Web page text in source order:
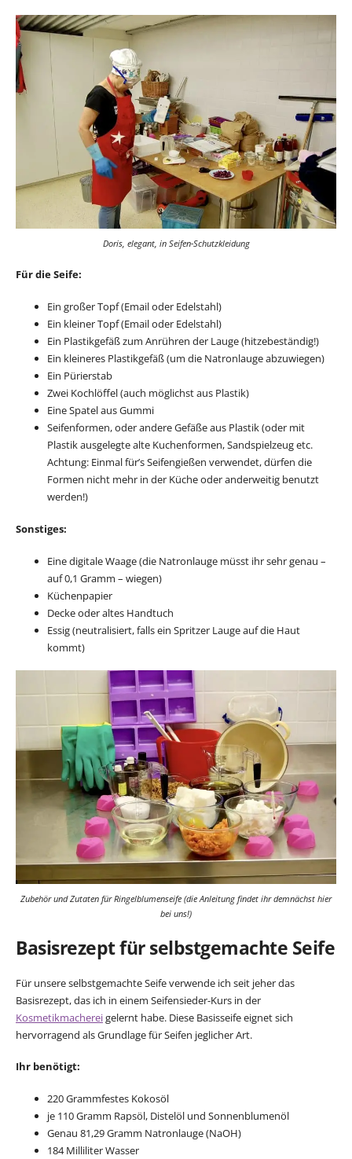
Doris, elegant, in Seifen-Schutzkleidung
Für die Seife:
Ein großer Topf (Email oder Edelstahl)
Ein kleiner Topf (Email oder Edelstahl)
Ein Plastikgefäß zum Anrühren der Lauge (hitzebeständig!)
Ein kleineres Plastikgefäß (um die Natronlauge abzuwiegen)
Ein Pürierstab
Zwei Kochlöffel (auch möglichst aus Plastik)
Eine Spatel aus Gummi
Seifenformen, oder andere Gefäße aus Plastik (oder mit
Plastik ausgelegte alte Kuchenformen, Sandspielzeug etc.
Achtung: Einmal für’s Seifengießen verwendet, dürfen die
Formen nicht mehr in der Küche oder anderweitig benutzt
werden!)
Sonstiges:
Eine digitale Waage (die Natronlauge müsst ihr sehr genau –
auf 0,1 Gramm – wiegen)
Küchenpapier
Decke oder altes Handtuch
Essig (neutralisiert, falls ein Spritzer Lauge auf die Haut
kommt)
Zubehör und Zutaten für Ringelblumenseife (die Anleitung findet ihr demnächst hier
bei uns!)
Basisrezept für selbstgemachte Seife
Für unsere selbstgemachte Seife verwende ich seit jeher das
Basisrezept, das ich in einem Seifensieder-Kurs in der
Kosmetikmachereigelernt habe. Diese Basisseife eignet sich
hervorragend als Grundlage für Seifen jeglicher Art.
Ihr benötigt:
220 Grammfestes Kokosöl
je 110 Gramm Rapsöl, Distelöl und Sonnenblumenöl
Genau 81,29 Gramm Natronlauge (NaOH)
184 Milliliter Wasser